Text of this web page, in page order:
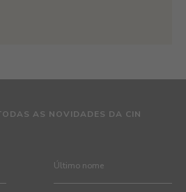
AS NOVIDADES DA CIN